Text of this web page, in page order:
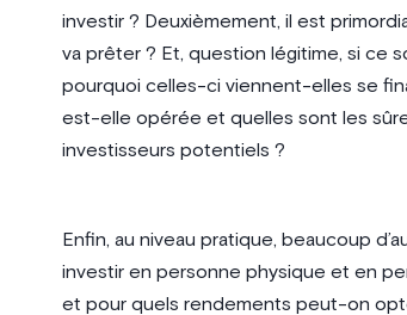
investir ? Deuxièmement, il est
va prêter ? Et, question légitime, si ce
pourquoi celles-ci viennent-elles se
est-elle opérée et quelles sont les
investisseurs potentiels ?
Enfin, au niveau pratique, beaucoup
investir en personne physique et en
et pour quels rendements peut-on